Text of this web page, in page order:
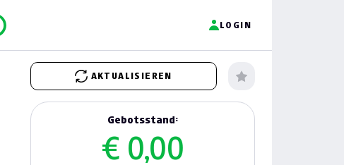
LOGIN
AKTUALISIEREN
Gebotsstand:
€ 0,00